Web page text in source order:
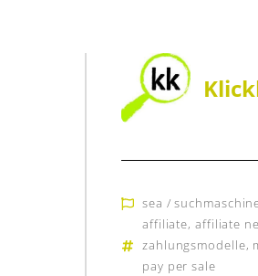
sea /
affiliate,affiliate
zahlungsmodelle,
pay per sale